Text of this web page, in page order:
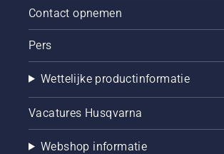
Contact opnemen
Pers
Wettelijke productinformatie
Vacatures Husqvarna
Webshop informatie